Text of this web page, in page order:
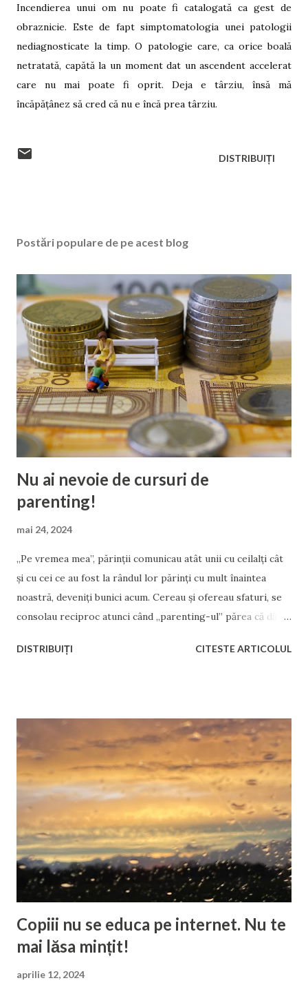
Incendierea unui om nu poate fi catalogată ca gest de
obraznicie. Este de fapt simptomatologia unei patologii
nediagnosticate la timp. O patologie care, ca orice boală
netratată, capătă la un moment dat un ascendent accelerat
care nu mai poate fi oprit. Deja e târziu, însă mă
încăpățânez să cred că nu e încă prea târziu.
DISTRIBUIȚI
Postări populare de pe acest blog
Nu ai nevoie de cursuri de
parenting!
mai 24, 2024
„Pe vremea mea”, părinții comunicau atât unii cu ceilalți cât
și cu cei ce au fost la rândul lor părinți cu mult înaintea
noastră, deveniți bunici acum. Cereau și ofereau sfaturi, se
consolau reciproc atunci când „parenting-ul” părea că dă
să funcționeze, în ciuda faptului că noțiunea de parenting
din greșeală sau din inconștiență, părinții pe care îi vedem
destul de des la televizor alături de cuvântul „abuz”, din ce
am observat, nu de cursuri de parenting au nevoie, ci de
medicație, de măsuri coercitive sau de arest
instituționalizat. Poate și de sterilizare chimică, însă intru
aici pe un teritoriu destul de instabil și interpretabil, ce ține
de drepturile fundamentale ale omului. Deși cel ce-și
abuzează copilul nu știu dacă mai poate fi catalogat ca...
DISTRIBUIȚI CITESTE ARTICOLUL
Copiii nu se educa pe internet. Nu te
mai lăsa mințit!
aprilie 12, 2024